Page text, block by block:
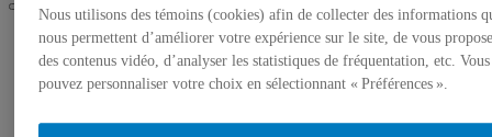
UQAM
Salle de presse
Liste d’experts de l’UQAM : le budget du Québec
Nous utilisons des témoins (cookies) afin de collecter des informations
nous permettent d’améliorer votre expérience sur le site, de vous
des contenus vidéo, d’analyser les statistiques de fréquentation, etc. Vous
pouvez personnaliser votre choix en sélectionnant « Préférences ».